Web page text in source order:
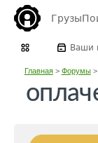
Грузы
Ваши
Главная> Форумы>